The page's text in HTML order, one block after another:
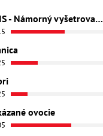
NCIS - Námorný vyšetrovací úrad
ovocie